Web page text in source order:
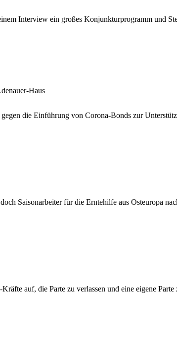
Interview ein großes Konjunkturprogramm und
Haus
die Einführung von Corona-Bonds zur
Saisonarbeiter für die Erntehilfe aus Osteuropa
auf, die Parte zu verlassen und eine eigene